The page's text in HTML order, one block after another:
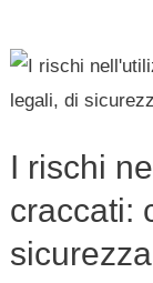
I rischi
craccati:
I
rischi
software
craccati:
conseguenze